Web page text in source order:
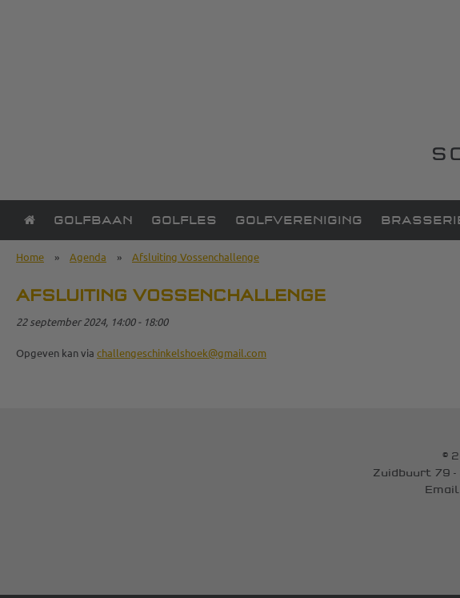
GOLFBAAN GOLFLES GOLFVERENIGING
Home » Agenda » Afsluiting Vossenchallenge
AFSLUITING VOSSENCHALLENGE
22 september 2024, 14:00 - 18:00
Opgeven kan via challengeschinkelshoek@gmail.com
©
Zuidbuurt 79 -
Email